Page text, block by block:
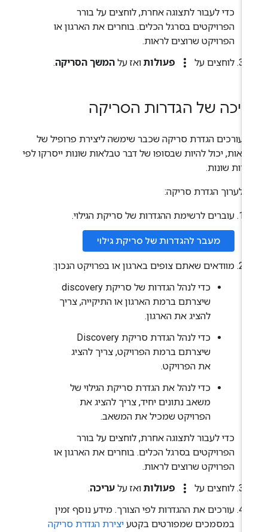
כדי לעבור לתצוגה אחרת, לוחצים על בורר
הפרויקטים בסרגל הכלים. בוחרים את הארגון או
הפרויקט שרוצים לראות.
לוחצים עלmore_vert פעולותואז עלהמשך הסריקה.
של הגדרות הסריקה
עורכים הגדרת סריקה שכבר שימשה ליצירת פרופיל של
יכול להיות שבסופו של דבר טבלאות שונות ייסרקו לפי
שונות.
לערוך הגדרת סריקה:
עוברים לרשימת ההגדרות של סריקת הגילוי.
מעבר להגדרות של סריקת גילוי
מוודאים שאתם צופים בארגון או בפרויקט הנכון:
כדי לנהל הגדרות של סריקת discovery
שיצרתם ברמת הארגון או התיקייה, צריך
להציג את הארגון.
כדי לנהל הגדרת סריקת Discovery
שיצרתם ברמת הפרויקט, צריך להציג
את הפרויקט.
כדי לנהל את הגדרת סריקת הגילוי של
משאב נתונים יחיד, צריך להציג את
הפרויקט שמכיל את המשאב.
כדי לעבור לתצוגה אחרת, לוחצים על בורר
הפרויקטים בסרגל הכלים. בוחרים את הארגון או
הפרויקט שרוצים לראות.
לוחצים עלmore_vert פעולותואז עלעריכה.
עורכים את ההגדרות לפי הצורך. מידע נוסף זמין
במסמכים שמפורטים בקטעיצירת הגדרת סריקה